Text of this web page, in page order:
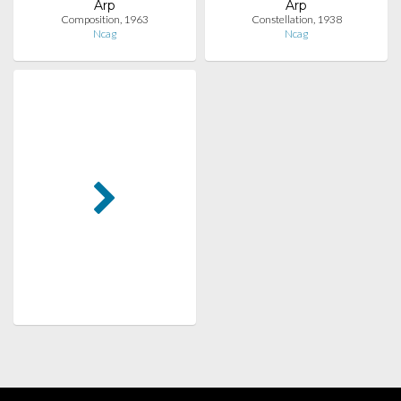
Arp
Composition, 1963
Ncag
Arp
Constellation, 1938
Ncag